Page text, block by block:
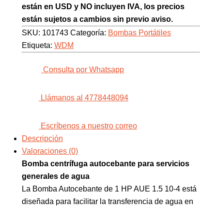
están en USD y NO incluyen IVA, los precios
están sujetos a cambios sin previo aviso.
SKU: 101743 Categoría: Bombas Portátiles
Etiqueta: WDM
Consulta por Whatsapp
Llámanos al 4778448094
Escríbenos a nuestro correo
Descripción
Valoraciones (0)
Bomba centrífuga autocebante para servicios
generales de agua
La Bomba Autocebante de 1 HP AUE 1.5 10-4 está
diseñada para facilitar la transferencia de agua en